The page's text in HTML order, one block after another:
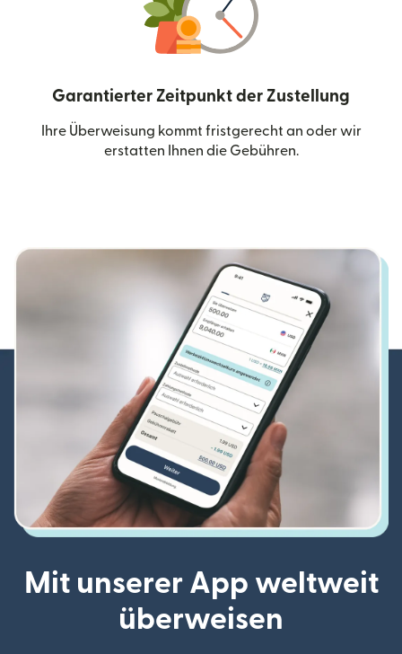
Garantierter Zeitpunkt der Zustellung
Ihre Überweisung kommt fristgerecht an oder wir
erstatten Ihnen die Gebühren.
Mit unserer App weltweit
überweisen